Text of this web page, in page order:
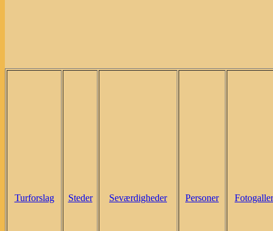
Turforslag Steder Seværdigheder Personer